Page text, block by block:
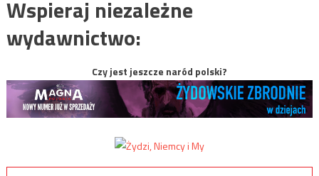
Wspieraj niezależne
wydawnictwo:
Czy jest jeszcze naród polski?